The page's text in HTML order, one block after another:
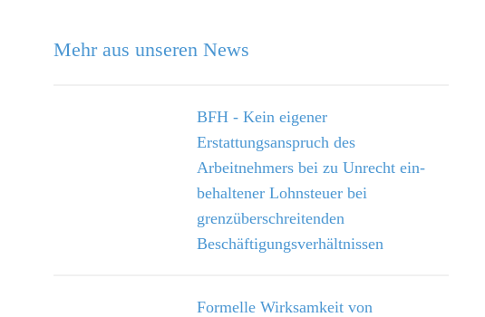
Mehr aus unseren News
BFH - Kein eigener
Erstattungsanspruch des
Arbeitnehmers bei zu Unrecht ein­
behaltener Lohnsteuer bei
grenzüberschreitenden
Beschäftigungsverhältnissen
Formelle Wirksamkeit von